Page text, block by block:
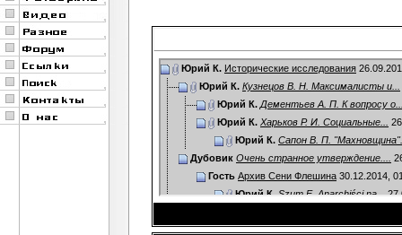
Юрий К. Исторические исследования
Юрий К. Кузнецов В. Н. Максималисты и...
Юрий К. Дементьев А. П. К вопросу о...
Юрий К. Харьков Р. И. Социальные...
Юрий К. Сапон В. П. "Махновщина"...
Дубовик Очень странное утверждение....
Гость Архив Сени Флешина 30.12.2014,
Юрий К. Szum E. Anarchiści na...
Старый Таран К.В. К вопросу о...